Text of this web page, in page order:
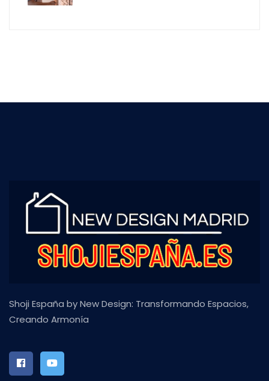
Shoji España by New Design: Transformando Espacios,
Creando Armonía